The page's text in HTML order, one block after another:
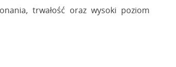
trwałość oraz wysoki poziom